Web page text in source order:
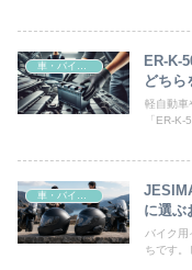
ER-K-
どちら
軽自動車
「ER-K-
に選ぶ
バイク用
ちです。